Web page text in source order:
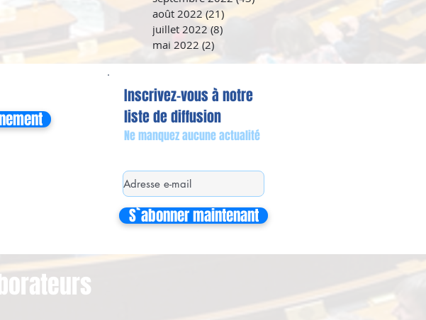
août 2022 (21)
juillet 2022 (8)
mai 2022 (2)
Inscrivez-vous à notre
liste de diffusion
Ne manquez aucune actualité
S`abonner maintenant